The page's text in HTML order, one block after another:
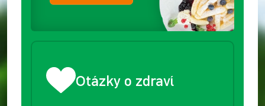
Otázky o zdraví